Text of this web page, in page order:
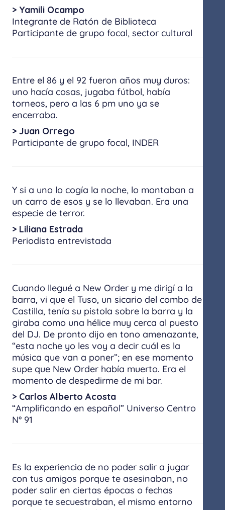
> Yamili Ocampo
Integrante de Ratón de Biblioteca
Participante de grupo focal, sector cultural
Entre el 86 y el 92 fueron años muy duros:
uno hacía cosas, jugaba fútbol, había
torneos, pero a las 6 pm uno ya se
encerraba.
> Juan Orrego
Participante de grupo focal,​ ​INDER
Y si a uno lo cogía la noche, lo montaban a
un carro de esos y se lo llevaban. Era una
especie de terror.
> Liliana Estrada
Periodista entrevistada
Cuando llegué a New Order y me dirigí a la
barra, vi que el Tuso, un sicario del combo de
Castilla, tenía su pistola sobre la barra y la
giraba como una hélice muy cerca al puesto
del DJ. De pronto dijo en tono amenazante,
“esta noche yo les voy a decir cuál es la
música que van a poner”; en ese momento
supe que New Order había muerto. Era el
momento de despedirme de mi bar.
> Carlos Alberto Acosta
“Amplificando en español” Universo Centro
N° 91
Es la experiencia de no poder salir a jugar
con tus amigos porque te asesinaban, no
poder salir en ciertas épocas o fechas
porque te secuestraban, el mismo entorno